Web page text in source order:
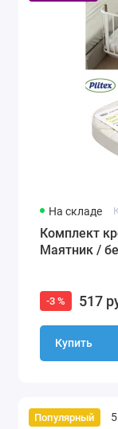
На складе
Комплект
Маятник /
-3 % 517
Купить
Популярный